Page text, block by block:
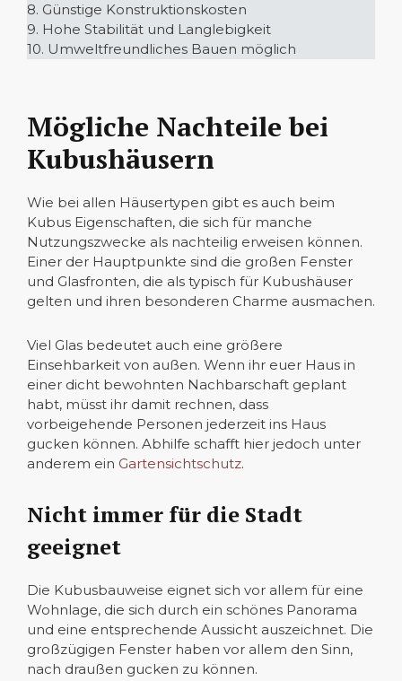
8. Günstige Konstruktionskosten
9. Hohe Stabilität und Langlebigkeit
10. Umweltfreundliches Bauen möglich
Mögliche Nachteile bei
Kubushäusern
Wie bei allen Häusertypen gibt es auch beim
Kubus Eigenschaften, die sich für manche
Nutzungszwecke als nachteilig erweisen können.
Einer der Hauptpunkte sind die großen Fenster
und Glasfronten, die als typisch für Kubushäuser
gelten und ihren besonderen Charme ausmachen.
Viel Glas bedeutet auch eine größere
Einsehbarkeit von außen. Wenn ihr euer Haus in
einer dicht bewohnten Nachbarschaft geplant
habt, müsst ihr damit rechnen, dass
vorbeigehende Personen jederzeit ins Haus
gucken können. Abhilfe schafft hier jedoch unter
anderem ein Gartensichtschutz.
Nicht immer für die Stadt
geeignet
Die Kubusbauweise eignet sich vor allem für eine
Wohnlage, die sich durch ein schönes Panorama
und eine entsprechende Aussicht auszeichnet. Die
großzügigen Fenster haben vor allem den Sinn,
nach draußen gucken zu können.